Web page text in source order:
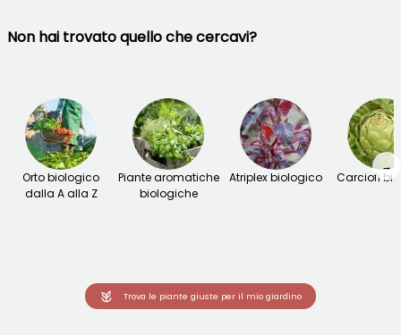
Non hai trovato quello che cercavi?
Orto biologico
dalla A alla Z
Piante aromatiche
biologiche
Atriplex biologico Carciofi
→
Trova le piante giuste per il mio giardino